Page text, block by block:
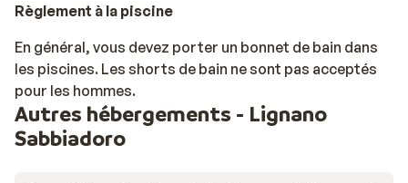
Règlement à la piscine
En général, vous devez porter un bonnet de bain dans
les piscines. Les shorts de bain ne sont pas acceptés
pour les hommes.
Autres hébergements - Lignano
Sabbiadoro